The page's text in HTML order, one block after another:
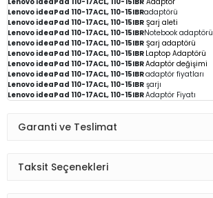
Lenovo ideaPad 110-17ACL, 110-15IBRadaptörü
Lenovo ideaPad 110-17ACL, 110-15IBR Şarj aleti
Lenovo ideaPad 110-17ACL, 110-15IBRNotebook adaptörü
Lenovo ideaPad 110-17ACL, 110-15IBR Şarj adaptörü
Lenovo ideaPad 110-17ACL, 110-15IBR Laptop Adaptörü
Lenovo ideaPad 110-17ACL, 110-15IBRAdaptör değişimi
Lenovo ideaPad 110-17ACL, 110-15IBRadaptör fiyatları
Lenovo ideaPad 110-17ACL, 110-15IBR şarjı
Lenovo ideaPad 110-17ACL, 110-15IBRAdaptör Fiyatı
Garanti ve Teslimat
Taksit Seçenekleri